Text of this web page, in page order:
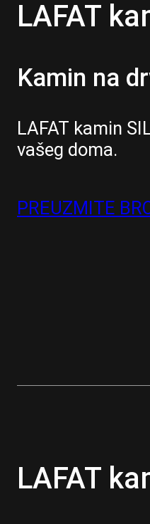
LAFAT
Kamin na
LAFAT kamin
vašeg doma.
PREUZMITE
LAFAT